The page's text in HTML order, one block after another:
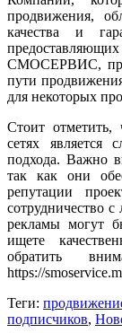
продвижения,
качества и
СМОСЕРВИС,
пути
для некоторых
Стоит отметить,
сетях является
подхода. Важно
так как они
репутации
сотрудничество
рекламы могут
ищете
обратить
https://
Теги:
подписчиков,